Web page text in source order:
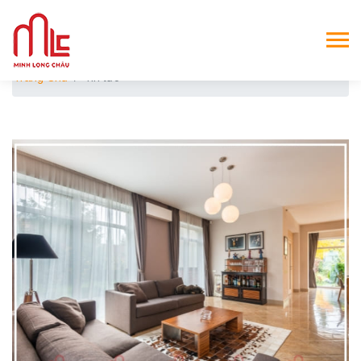
Trang Chủ Tin tức